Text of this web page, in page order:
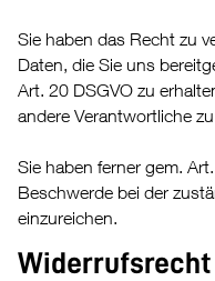
Sie haben das Recht zu
Daten, die Sie uns
Art. 20 DSGVO zu
andere Verantwortliche
Sie haben ferner gem.
Beschwerde bei der
einzureichen.
Widerrufsrecht